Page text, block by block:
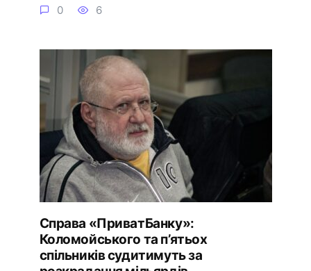
0 6
Справа «ПриватБанку»:
Коломойського та п’ятьох
спільників судитимуть за